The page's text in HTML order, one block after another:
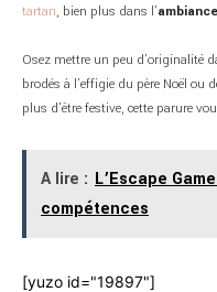
tartan, bien plus dans l’
Osez mettre un peu d’originalité
brodés à l’effigie du père Noël ou
plus d’être festive, cette parure
A lire : L’Escape
compétences
[yuzo id="19897"]